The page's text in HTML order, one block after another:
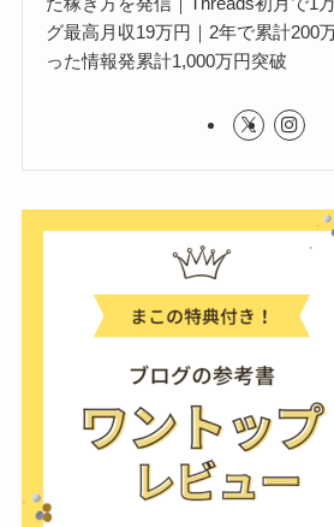
グ最高月収19万円｜2年で累計200
った情報発累計1,000万円突破